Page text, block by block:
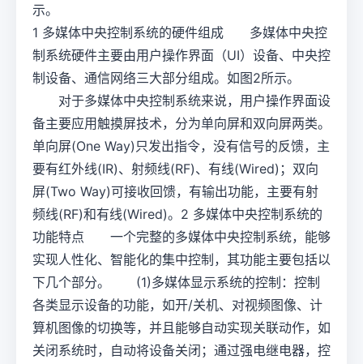
示。
1 多媒体中央控制系统的硬件组成 多媒体中央控
制系统硬件主要由用户操作界面（UI）设备、中央控
制设备、通信网络三大部分组成。如图2所示。
对于多媒体中央控制系统来说，用户操作界面设
备主要应用触摸屏技术，分为单向屏和双向屏两类。
单向屏(One Way)只发出指令，没有信号的反馈，主
要有红外线(IR)、射频线(RF)、有线(Wired)；双向
屏(Two Way)可接收回馈，有输出功能，主要有射
频线(RF)和有线(Wired)。2 多媒体中央控制系统的
功能特点 一个完整的多媒体中央控制系统，能够
实现人性化、智能化的集中控制，其功能主要包括以
下几个部分。 (1)多媒体显示系统的控制：控制
各类显示设备的功能，如开/关机、对视频图像、计
算机图像的切换等，并且能够自动实现关联动作，如
关闭系统时，自动将设备关闭；通过强电继电器，控